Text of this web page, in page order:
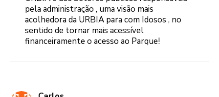
pela administração , uma visão mais
acolhedora da URBIA para com Idosos , no
sentido de tornar mais acessível
financeiramente o acesso ao Parque!